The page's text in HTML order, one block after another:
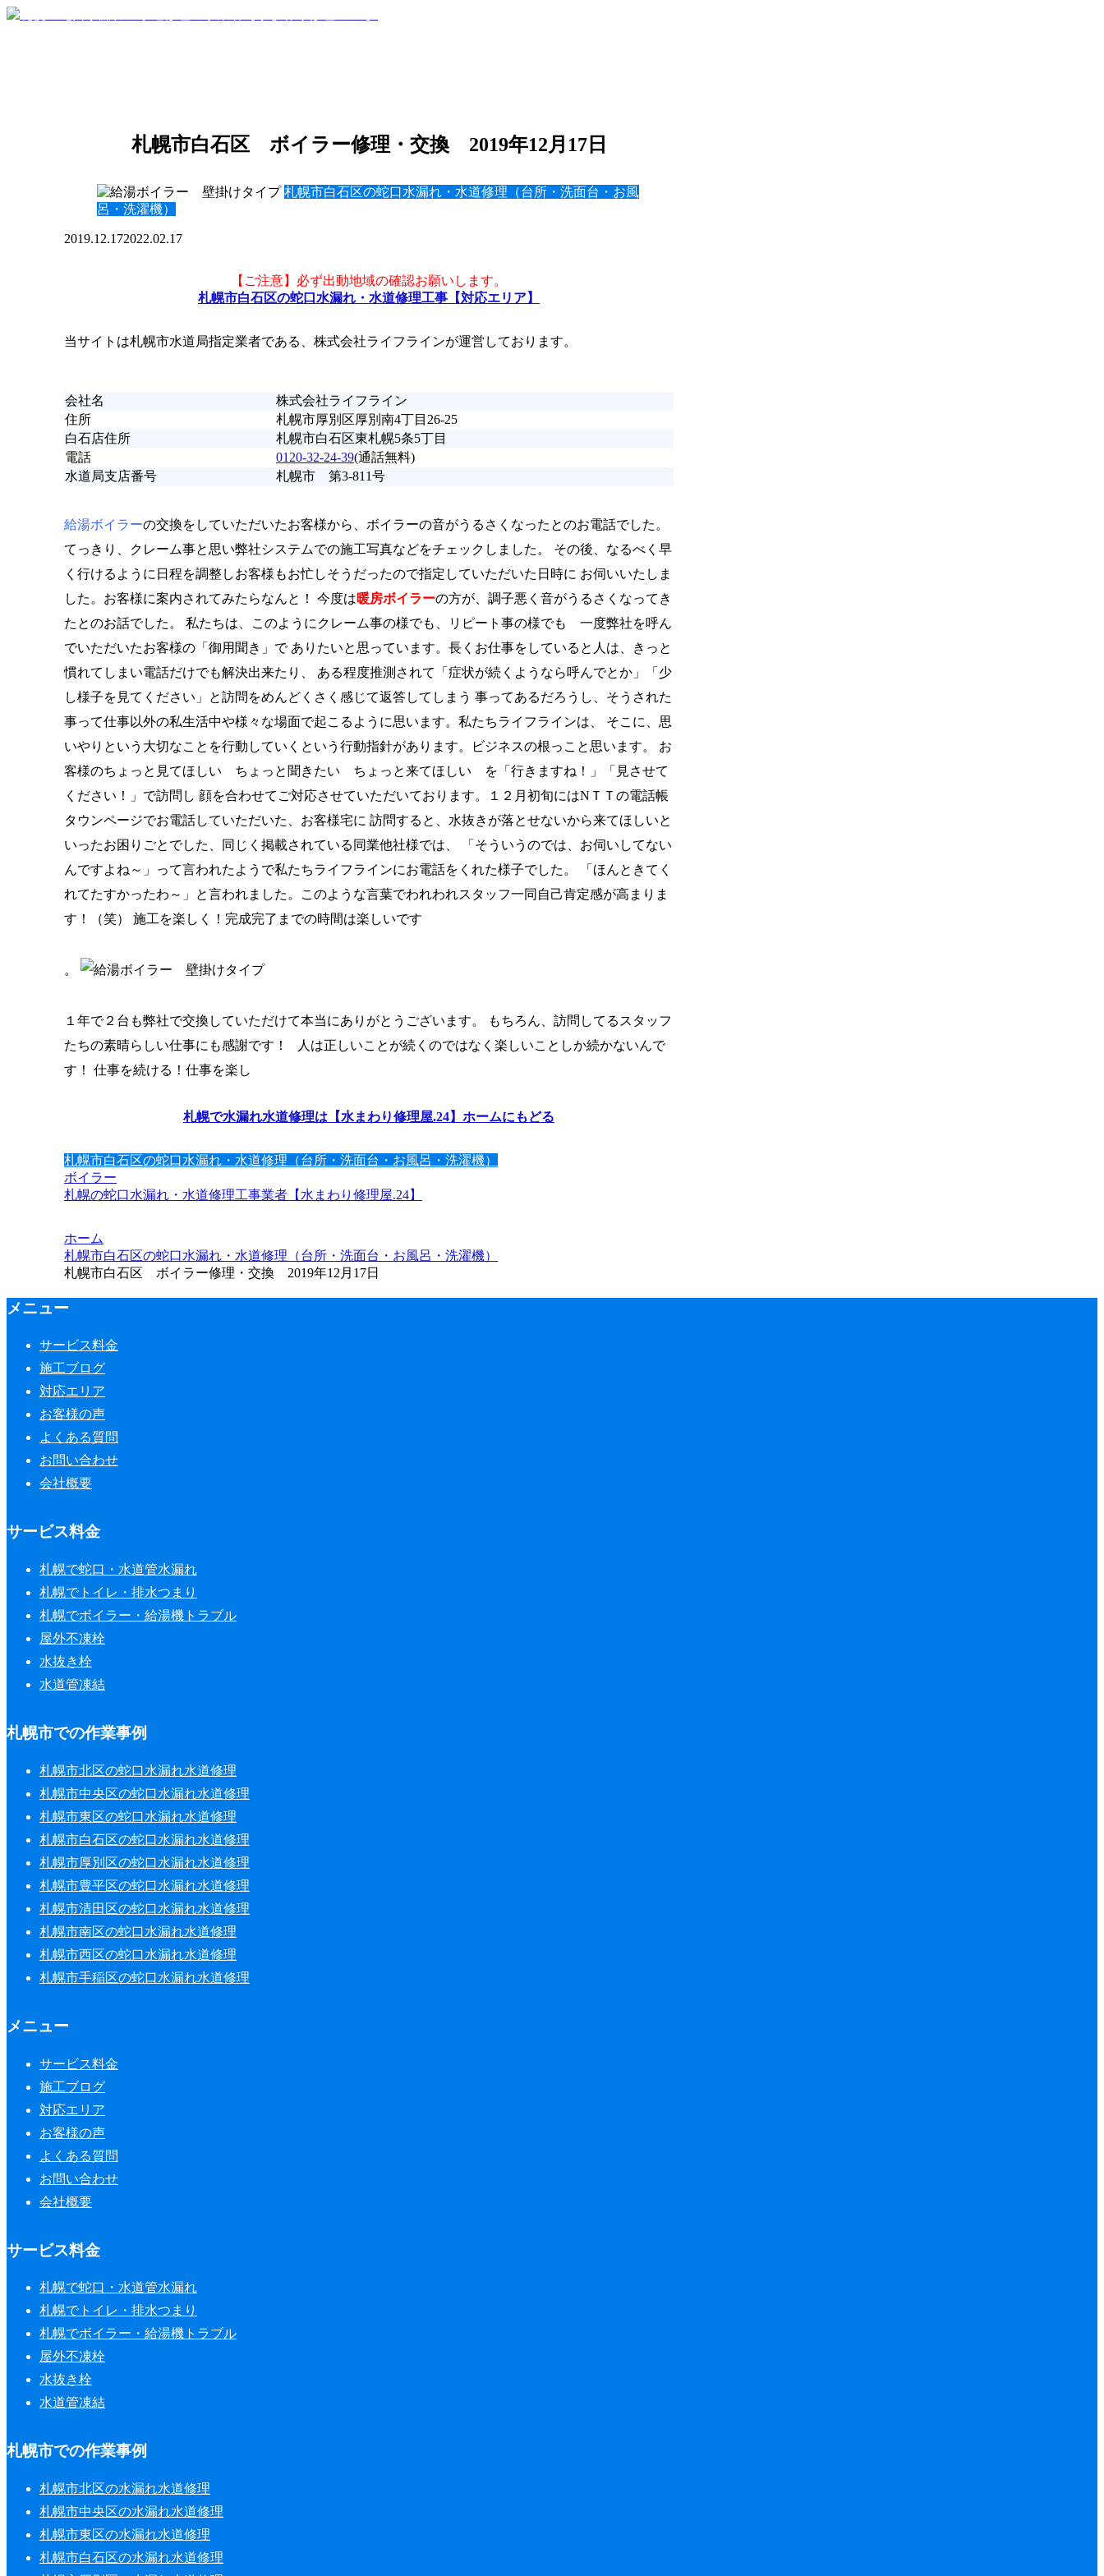
札幌市白石区 ボイラー修理・交換 2019年12月17日
札幌市白石区の蛇口水漏れ・水道修理（台所・洗面台・お風
呂・洗濯機）
2019.12.172022.02.17
【ご注意】必ず出動地域の確認お願いします。
札幌市白石区の蛇口水漏れ・水道修理工事【対応エリア】
当サイトは札幌市水道局指定業者である、株式会社ライフラインが運営しております。
会社名
株式会社ライフライン
住所
札幌市厚別区厚別南4丁目26-25
白石店住所
札幌市白石区東札幌5条5丁目
電話
0120-32-24-39(通話無料)
水道局支店番号
札幌市 第3-811号
給湯ボイラーの交換をしていただいたお客様から、ボイラーの音がうるさくなったとのお電話でした。
てっきり、クレーム事と思い弊社システムでの施工写真などをチェックしました。 その後、なるべく早
く行けるように日程を調整しお客様もお忙しそうだったので指定していただいた日時に お伺いいたしま
した。お客様に案内されてみたらなんと！ 今度は暖房ボイラーの方が、調子悪く音がうるさくなってき
たとのお話でした。 私たちは、このようにクレーム事の様でも、リピート事の様でも 一度弊社を呼ん
でいただいたお客様の「御用聞き」で ありたいと思っています。長くお仕事をしていると人は、きっと
慣れてしまい電話だけでも解決出来たり、 ある程度推測されて「症状が続くようなら呼んでとか」「少
し様子を見てください」と訪問をめんどくさく感じて返答してしまう 事ってあるだろうし、そうされた
事って仕事以外の私生活中や様々な場面で起こるように思います。私たちライフラインは、 そこに、思
いやりという大切なことを行動していくという行動指針があります。ビジネスの根っこと思います。 お
客様のちょっと見てほしい ちょっと聞きたい ちょっと来てほしい を「行きますね！」「見させて
ください！」で訪問し 顔を合わせてご対応させていただいております。１２月初旬にはNＴＴの電話帳
タウンページでお電話していただいた、お客様宅に 訪問すると、水抜きが落とせないから来てほしいと
いったお困りごとでした、同じく掲載されている同業他社様では、 「そういうのでは、お伺いしてない
んですよね～」って言われたようで私たちライフラインにお電話をくれた様子でした。 「ほんときてく
れてたすかったわ～」と言われました。このような言葉でわれわれスタッフ一同自己肯定感が高まりま
す！（笑） 施工を楽しく！完成完了までの時間は楽しいです
。
１年で２台も弊社で交換していただけて本当にありがとうございます。 もちろん、訪問してるスタッフ
たちの素晴らしい仕事にも感謝です！ 人は正しいことが続くのではなく楽しいことしか続かないんで
す！ 仕事を続ける！仕事を楽し
札幌で水漏れ水道修理は【水まわり修理屋.24】ホームにもどる
札幌市白石区の蛇口水漏れ・水道修理（台所・洗面台・お風呂・洗濯機）
ボイラー
札幌の蛇口水漏れ・水道修理工事業者【水まわり修理屋.24】
ホーム
札幌市白石区の蛇口水漏れ・水道修理（台所・洗面台・お風呂・洗濯機）
札幌市白石区 ボイラー修理・交換 2019年12月17日
メニュー
サービス料金
施工ブログ
対応エリア
お客様の声
よくある質問
お問い合わせ
会社概要
サービス料金
札幌で蛇口・水道管水漏れ
札幌でトイレ・排水つまり
札幌でボイラー・給湯機トラブル
屋外不凍栓
水抜き栓
水道管凍結
札幌市での作業事例
札幌市北区の蛇口水漏れ水道修理
札幌市中央区の蛇口水漏れ水道修理
札幌市東区の蛇口水漏れ水道修理
札幌市白石区の蛇口水漏れ水道修理
札幌市厚別区の蛇口水漏れ水道修理
札幌市豊平区の蛇口水漏れ水道修理
札幌市清田区の蛇口水漏れ水道修理
札幌市南区の蛇口水漏れ水道修理
札幌市西区の蛇口水漏れ水道修理
札幌市手稲区の蛇口水漏れ水道修理
メニュー
サービス料金
施工ブログ
対応エリア
お客様の声
よくある質問
お問い合わせ
会社概要
サービス料金
札幌で蛇口・水道管水漏れ
札幌でトイレ・排水つまり
札幌でボイラー・給湯機トラブル
屋外不凍栓
水抜き栓
水道管凍結
札幌市での作業事例
札幌市北区の水漏れ水道修理
札幌市中央区の水漏れ水道修理
札幌市東区の水漏れ水道修理
札幌市白石区の水漏れ水道修理